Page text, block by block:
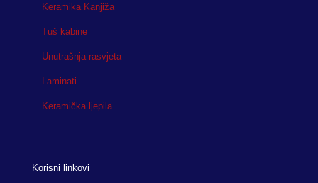
Keramika Kanjiža
Tuš kabine
Unutrašnja rasvjeta
Laminati
Keramička ljepila
Korisni linkovi